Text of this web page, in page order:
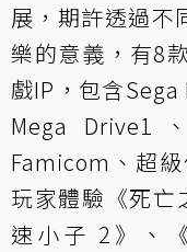
展，期許透過不
樂的意義，有8
戲IP，包含
Mega Drive1
Famicom、超
玩家體驗《死亡
速小子 2》、